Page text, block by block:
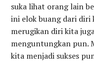
suka lihat orang lain
ini elok buang dari diri
merugikan diri kita
menguntungkan pun.
kita menjadi sukses